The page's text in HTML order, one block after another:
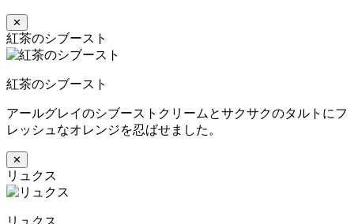
✕
紅茶のシブースト
紅茶のシブースト
アールグレイのシブーストクリームとサクサクのタルトにフ
レッシュなオレンジを忍ばせました。
✕
リュクス
リュクス